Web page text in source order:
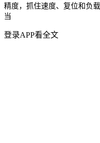
精度，抓住速度、复位和负
当
登录APP看全文